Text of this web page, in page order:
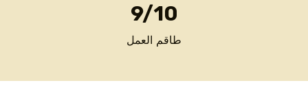
9 /10
طاقم العمل